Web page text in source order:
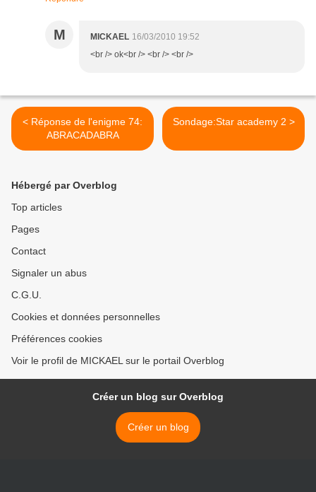
M MICKAEL 16/03/2010 19:52
<br /> ok<br /> <br /> <br />
< Réponse de l'enigme 74:
ABRACADABRA
Sondage:Star academy 2 >
Hébergé par Overblog
Top articles
Pages
Contact
Signaler un abus
C.G.U.
Cookies et données personnelles
Préférences cookies
Voir le profil de MICKAEL sur le portail Overblog
Créer un blog sur Overblog
Créer un blog